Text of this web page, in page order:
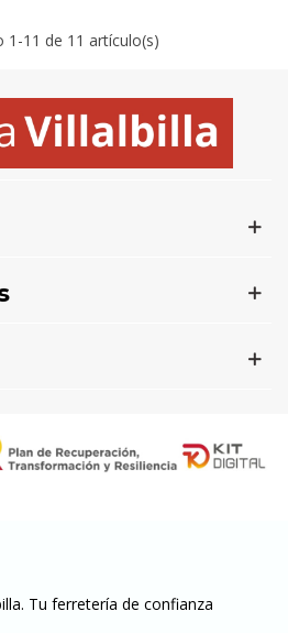
1 -11 de 11 artículo(s)
Tu ferretería de confianza